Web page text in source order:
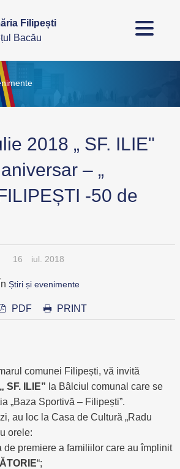
Filipești
Bacău
2018 „ SF. ILIE"
– „
-50 de
16 iul. 2018
În Știri și evenimente
PDF PRINT
comunei Filipești, vă invită
SF. ILIE” la Bâlciul comunal care se
„Baza Sportivă – Filipești”.
au loc la Casa de Cultură „Radu
orele:
de premiere a familiilor care au împlinit
“;